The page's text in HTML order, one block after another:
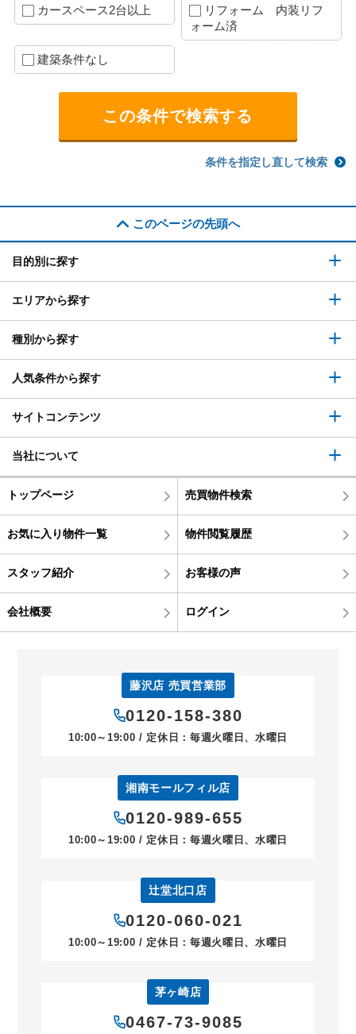
カースペース2台以上
リフォーム 内装リフ
ォーム済
建築条件なし
条件を指定し直して検索
このページの先頭へ
目的別に探す
エリアから探す
種別から探す
人気条件から探す
サイトコンテンツ
当社について
トップページ 売買物件検索
お気に入り物件一覧 物件閲覧履歴
スタッフ紹介 お客様の声
会社概要 ログイン
藤沢店 売買営業部
0120-158-380
10:00～19:00 / 定休日：毎週火曜日、水曜日
湘南モールフィル店
0120-989-655
10:00～19:00 / 定休日：毎週火曜日、水曜日
辻堂北口店
0120-060-021
10:00～19:00 / 定休日：毎週火曜日、水曜日
茅ヶ崎店
0467-73-9085